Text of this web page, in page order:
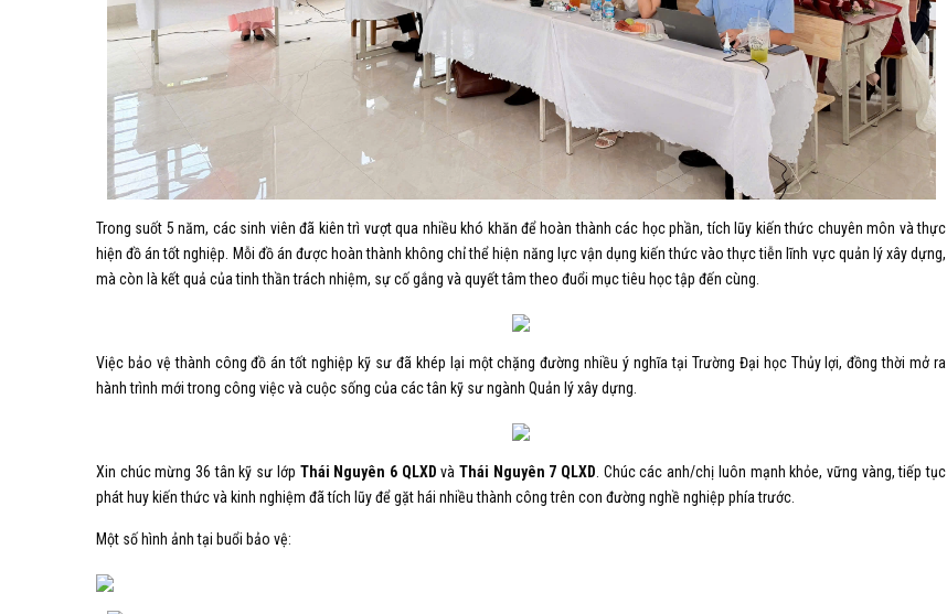
Trong suốt 5 năm, các sinh viên đã kiên trì vượt qua nhiều khó khăn để hoàn thành các học phần, tích lũy kiến thức chuyên môn và thực
hiện đồ án tốt nghiệp. Mỗi đồ án được hoàn thành không chỉ thể hiện năng lực vận dụng kiến thức vào thực tiễn lĩnh vực quản lý xây dựng,
mà còn là kết quả của tinh thần trách nhiệm, sự cố gắng và quyết tâm theo đuổi mục tiêu học tập đến cùng.
Việc bảo vệ thành công đồ án tốt nghiệp kỹ sư đã khép lại một chặng đường nhiều ý nghĩa tại Trường Đại học Thủy lợi, đồng thời mở ra
hành trình mới trong công việc và cuộc sống của các tân kỹ sư ngành Quản lý xây dựng.
Xin chúc mừng 36 tân kỹ sư lớp Thái Nguyên 6 QLXD vàThái Nguyên 7 QLXD. Chúc các anh/chị luôn mạnh khỏe, vững vàng, tiếp tục
phát huy kiến thức và kinh nghiệm đã tích lũy để gặt hái nhiều thành công trên con đường nghề nghiệp phía trước.
Một số hình ảnh tại buổi bảo vệ: